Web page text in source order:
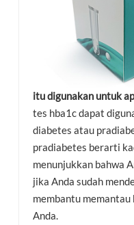
itu digunakan untuk
tes hba1c dapat
diabetes atau
pradiabetes berarti
menunjukkan bahwa
jika Anda sudah
membantu
Anda.